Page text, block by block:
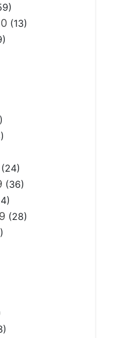
(13)
(24)
(36)
(28)